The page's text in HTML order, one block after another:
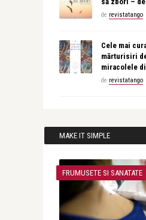
de revistatango
Cele mai
mărturisiri
miracolele
de revistatango
MAKE IT SIMPLE
FRUMUSETE SI SANATATE